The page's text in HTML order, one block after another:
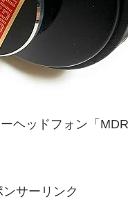
ヘッドフォン「
ンサーリンク